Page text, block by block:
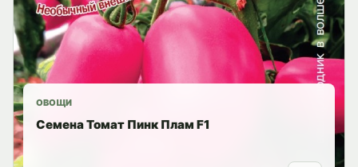
ОВОЩИ
Семена Томат Пинк Плам F1